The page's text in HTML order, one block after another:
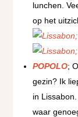
lunchen.
op het
POPOLO;
gezin? Ik
in
waar